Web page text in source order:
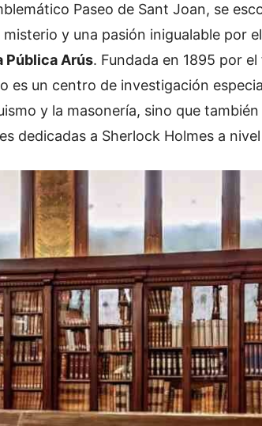
Paseo de Sant Joan, se
y una pasión inigualable por
Pública Arús. Fundada en 1895 por
es un centro de investigación
y la masonería, sino que también
dedicadas a Sherlock Holmes a